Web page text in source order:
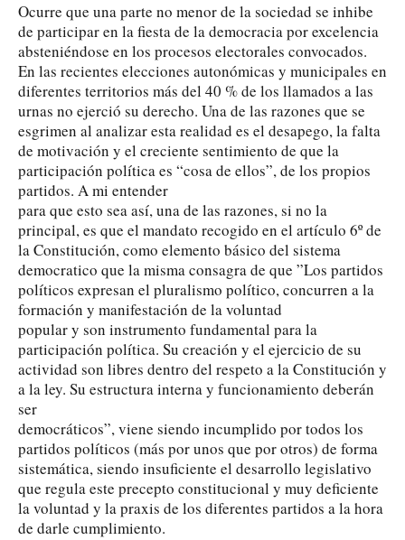
Ocurre que una parte no menor de la sociedad se inhibe
de participar en la fiesta de la democracia por excelencia
absteniéndose en los procesos electorales convocados.
En las recientes elecciones autonómicas y municipales en
diferentes territorios más del 40 % de los llamados a las
urnas no ejerció su derecho. Una de las razones que se
esgrimen al analizar esta realidad es el desapego, la falta
de motivación y el creciente sentimiento de que la
participación política es “cosa de ellos”, de los propios
partidos. A mi entender
para que esto sea así, una de las razones, si no la
principal, es que el mandato recogido en el artículo 6º de
la Constitución, como elemento básico del sistema
democratico que la misma consagra de que ”Los partidos
políticos expresan el pluralismo político, concurren a la
formación y manifestación de la voluntad
popular y son instrumento fundamental para la
participación política. Su creación y el ejercicio de su
actividad son libres dentro del respeto a la Constitución y
a la ley. Su estructura interna y funcionamiento deberán
ser
democráticos”, viene siendo incumplido por todos los
partidos políticos (más por unos que por otros) de forma
sistemática, siendo insuficiente el desarrollo legislativo
que regula este precepto constitucional y muy deficiente
la voluntad y la praxis de los diferentes partidos a la hora
de darle cumplimiento.